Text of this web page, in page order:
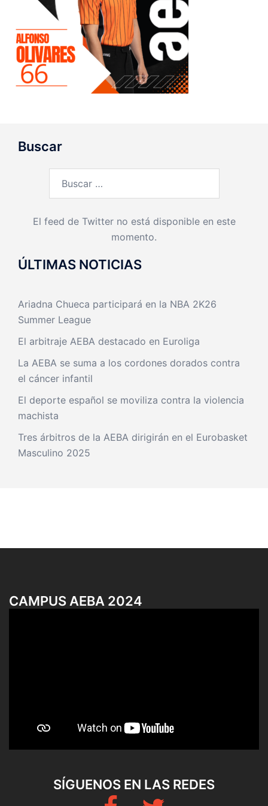
Buscar
El feed de Twitter no está disponible en este
momento.
ÚLTIMAS NOTICIAS
Ariadna Chueca participará en la NBA 2K26
Summer League
El arbitraje AEBA destacado en Euroliga
La AEBA se suma a los cordones dorados contra
el cáncer infantil
El deporte español se moviliza contra la violencia
machista
Tres árbitros de la AEBA dirigirán en el Eurobasket
Masculino 2025
CAMPUS AEBA 2024
SÍGUENOS EN LAS REDES
Fb Twitter